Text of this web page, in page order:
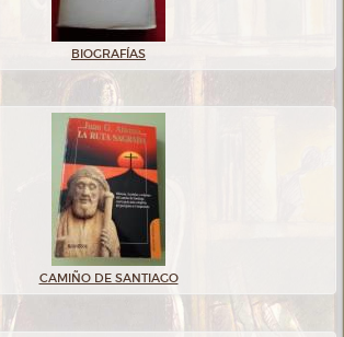
BIOGRAFÍAS
CAMIÑO DE SANTIAGO